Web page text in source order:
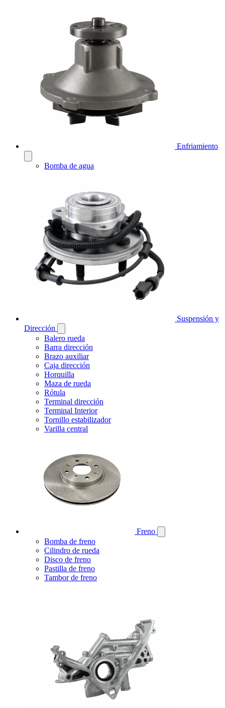
Enfriamiento
Bomba de agua
Suspensión y
Dirección
Balero rueda
Barra dirección
Brazo auxiliar
Caja dirección
Horquilla
Maza de rueda
Rótula
Terminal dirección
Terminal Interior
Tornillo estabilizador
Varilla central
Freno
Bomba de freno
Cilindro de rueda
Disco de freno
Pastilla de freno
Tambor de freno